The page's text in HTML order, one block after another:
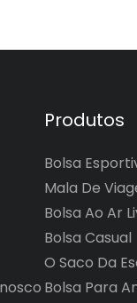
Produtos
Bolsa
Mala De
Bolsa Ao Ar
Bolsa Casual
O Saco Da
Bolsa Para